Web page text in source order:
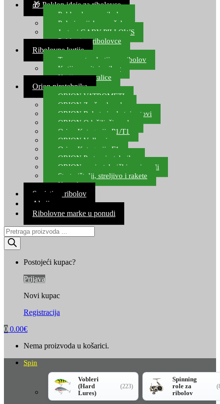
🎁 Poklon ideje za ribolovce
Poklon bon za ribolov
Polarizacijske naočale
Jastuci GABY PILLOWS
Pokloni za ribolovce
Ribolovne kutije
Transportne kutije za ribolov
Kutije za sitni pribor
Kutije za varalice
Orion pirotehnika
ORION VATROMETI
ORION Zračne bombe
ORION Rakete i raketni setovi
ORION Odašiljači zvuka
Orion Kategorija P1/T1
ORION Vulkani
Orion Kategorija F1
ORION Party pirotehnika
ORION nepirotehnički proizvodi
Start pištolji, streljivo i rakete
Kontakt
Savjeti za ribolov
Akcija
Ribolovne marke u ponudi
Products
search
Postojeći kupac?
Prijava
Novi kupac
Registracija
0 0.00€
Nema proizvoda u košarici.
Spin
Vobleri
(Hard
Lures)
(223)
Spinning
role za
ribolov